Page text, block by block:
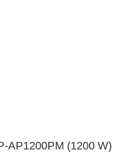
AP1200PM (1200 W)